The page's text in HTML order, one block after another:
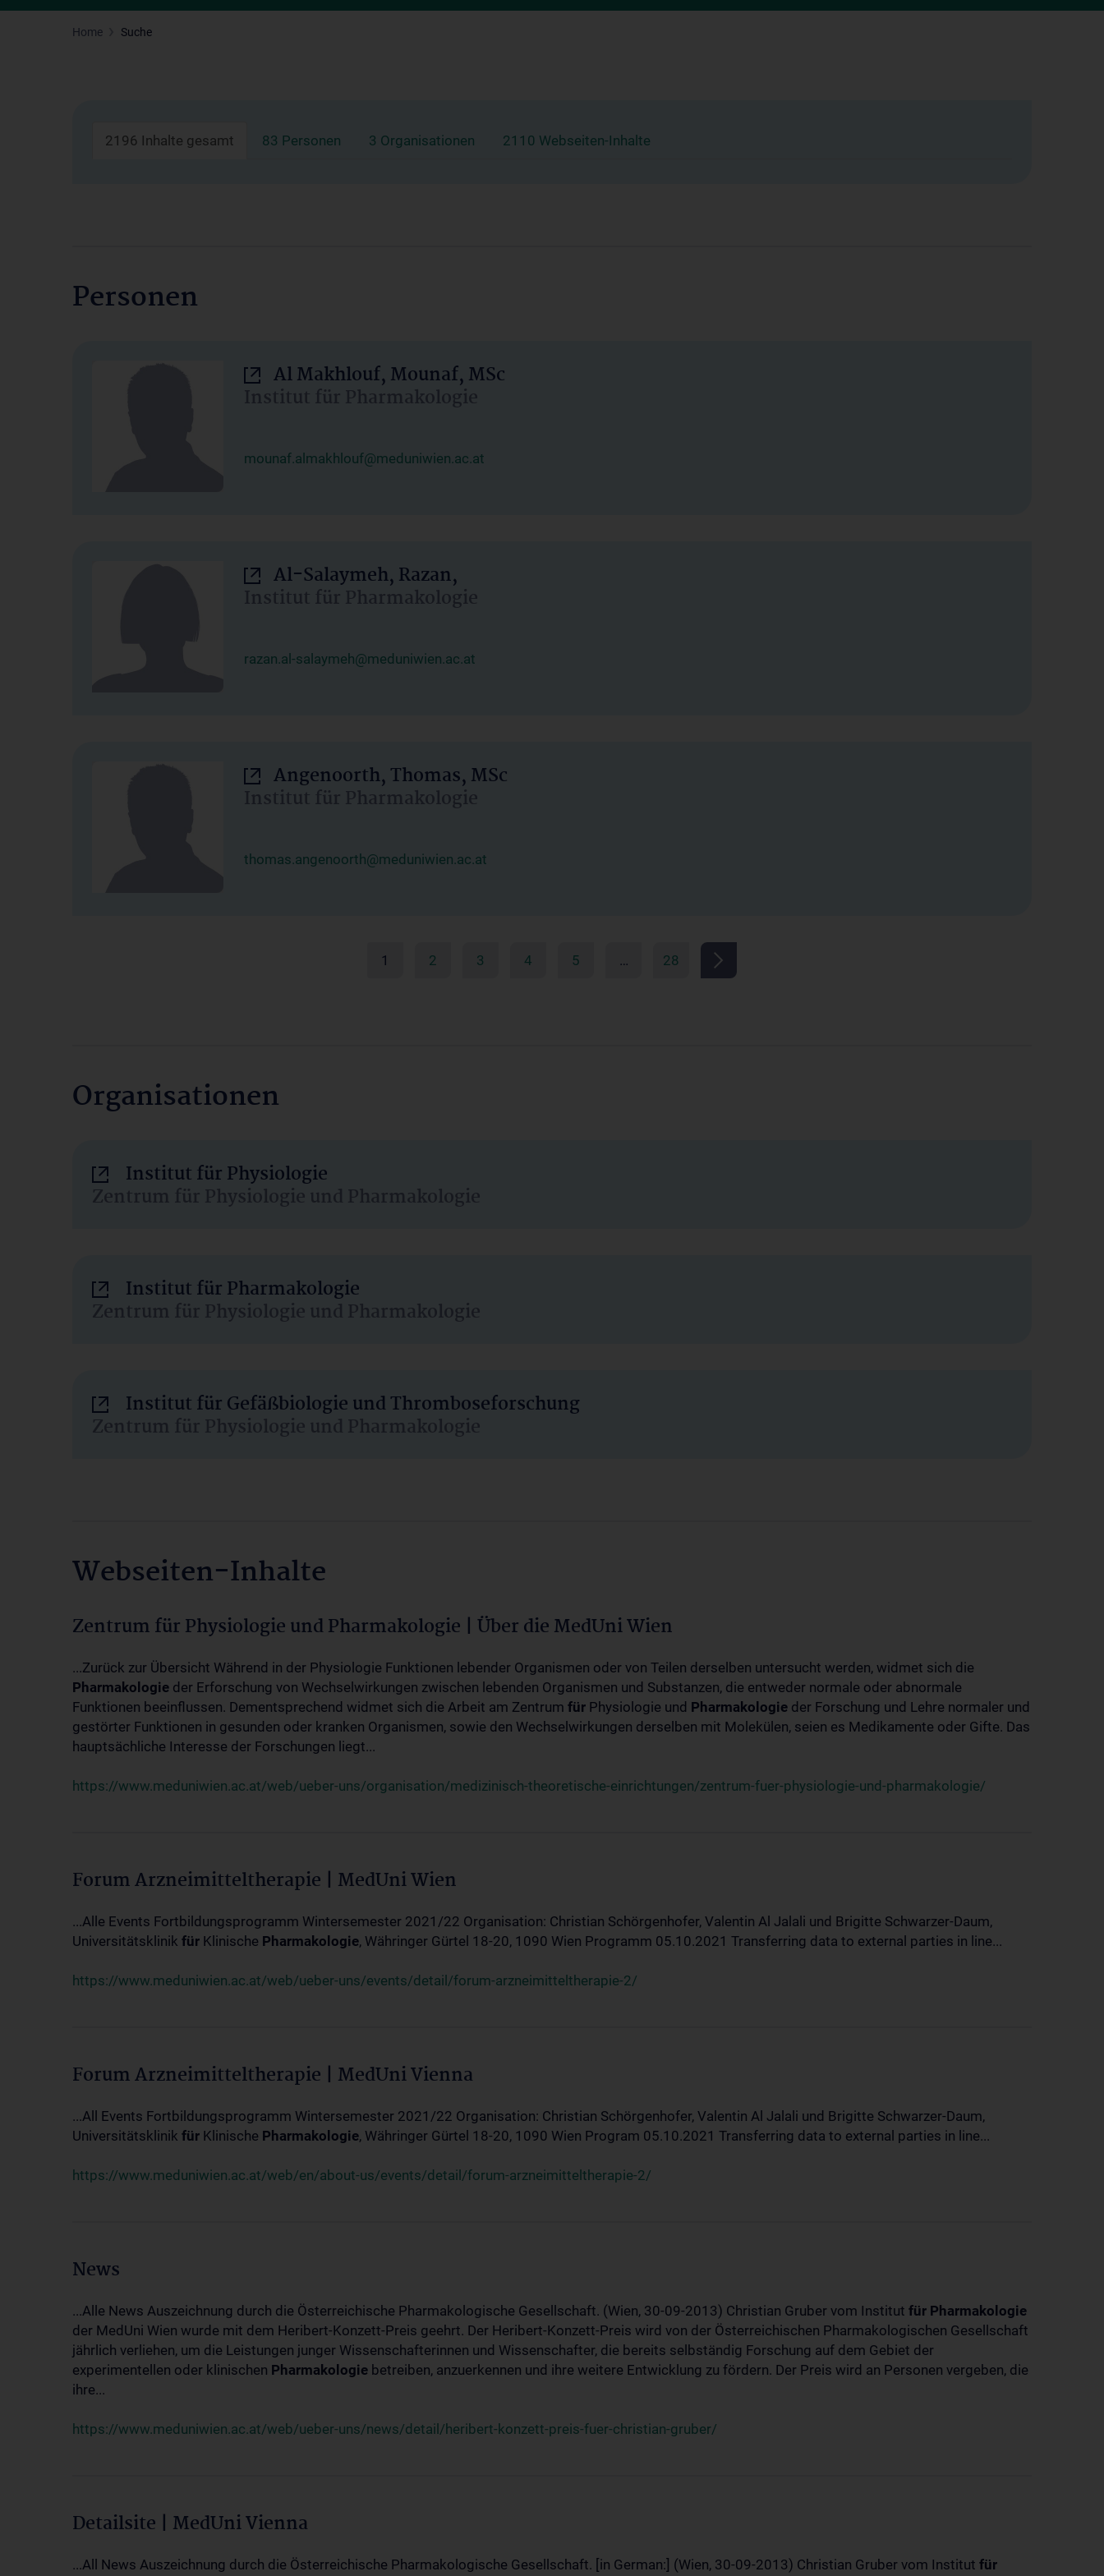
Home Suche
2196 Inhalte gesamt 83 Personen 3 Organisationen 2110 Webseiten-Inhalte
Personen
Al Makhlouf, Mounaf, MSc
Institut für Pharmakologie
mounaf.almakhlouf@meduniwien.ac.at
Al-Salaymeh, Razan,
Institut für Pharmakologie
razan.al-salaymeh@meduniwien.ac.at
Angenoorth, Thomas, MSc
Institut für Pharmakologie
thomas.angenoorth@meduniwien.ac.at
1 2 3 4 5 … 28
Organisationen
Institut für Physiologie
Zentrum für Physiologie und Pharmakologie
Institut für Pharmakologie
Zentrum für Physiologie und Pharmakologie
Institut für Gefäßbiologie und Thromboseforschung
Zentrum für Physiologie und Pharmakologie
Webseiten-Inhalte
Zentrum für Physiologie und Pharmakologie | Über die MedUni Wien
...Zurück zur Übersicht Während in der Physiologie Funktionen lebender Organismen oder von Teilen derselben untersucht werden, widmet sich die
Pharmakologie der Erforschung von Wechselwirkungen zwischen lebenden Organismen und Substanzen, die entweder normale oder abnormale
Funktionen beeinflussen. Dementsprechend widmet sich die Arbeit am Zentrum für Physiologie und Pharmakologie der Forschung und Lehre normaler und
gestörter Funktionen in gesunden oder kranken Organismen, sowie den Wechselwirkungen derselben mit Molekülen, seien es Medikamente oder Gifte. Das
hauptsächliche Interesse der Forschungen liegt...
https://www.meduniwien.ac.at/web/ueber-uns/organisation/medizinisch-theoretische-einrichtungen/zentrum-fuer-physiologie-und-pharmakologie/
Forum Arzneimitteltherapie | MedUni Wien
...Alle Events Fortbildungsprogramm Wintersemester 2021/22 Organisation: Christian Schörgenhofer, Valentin Al Jalali und Brigitte Schwarzer-Daum,
Universitätsklinik für Klinische Pharmakologie, Währinger Gürtel 18-20, 1090 Wien Programm 05.10.2021 Transferring data to external parties in line...
https://www.meduniwien.ac.at/web/ueber-uns/events/detail/forum-arzneimitteltherapie-2/
Forum Arzneimitteltherapie | MedUni Vienna
...All Events Fortbildungsprogramm Wintersemester 2021/22 Organisation: Christian Schörgenhofer, Valentin Al Jalali und Brigitte Schwarzer-Daum,
Universitätsklinik für Klinische Pharmakologie, Währinger Gürtel 18-20, 1090 Wien Program 05.10.2021 Transferring data to external parties in line...
https://www.meduniwien.ac.at/web/en/about-us/events/detail/forum-arzneimitteltherapie-2/
News
...Alle News Auszeichnung durch die Österreichische Pharmakologische Gesellschaft. (Wien, 30-09-2013) Christian Gruber vom Institut für Pharmakologie
der MedUni Wien wurde mit dem Heribert-Konzett-Preis geehrt. Der Heribert-Konzett-Preis wird von der Österreichischen Pharmakologischen Gesellschaft
jährlich verliehen, um die Leistungen junger Wissenschafterinnen und Wissenschafter, die bereits selbständig Forschung auf dem Gebiet der
experimentellen oder klinischen Pharmakologie betreiben, anzuerkennen und ihre weitere Entwicklung zu fördern. Der Preis wird an Personen vergeben, die
ihre...
https://www.meduniwien.ac.at/web/ueber-uns/news/detail/heribert-konzett-preis-fuer-christian-gruber/
Detailsite | MedUni Vienna
...All News Auszeichnung durch die Österreichische Pharmakologische Gesellschaft. [in German:] (Wien, 30-09-2013) Christian Gruber vom Institut für